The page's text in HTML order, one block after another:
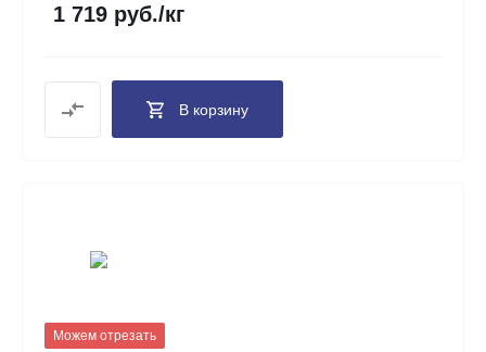
1 719 руб./кг
В корзину
Можем отрезать